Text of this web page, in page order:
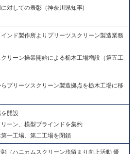
対しての表彰（神奈川県知事)
ンド製作所よりプリーツスクリーン製造業務
リーン操業開始による栃木工場増設（第五工
プリーツスクリーン製造拠点を栃木工場に移
開設
ーン、横型ブラインドを集約
一工場、第二工場を閉鎖
彰（ハニカムスクリーン歩留まり向上活動 優